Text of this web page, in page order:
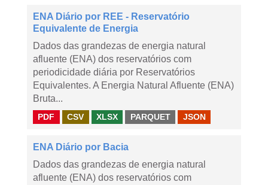
ENA Diário por REE - Reservatório
Equivalente de Energia
Dados das grandezas de energia natural
afluente (ENA) dos reservatórios com
periodicidade diária por Reservatórios
Equivalentes. A Energia Natural Afluente (ENA)
Bruta...
PDF CSV XLSX PARQUET JSON
ENA Diário por Bacia
Dados das grandezas de energia natural
afluente (ENA) dos reservatórios com